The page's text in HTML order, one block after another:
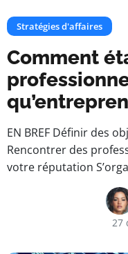
Stratégies d'affaires
Comment
EN BREF Définir des
Rencontrer des
votre réputation
27